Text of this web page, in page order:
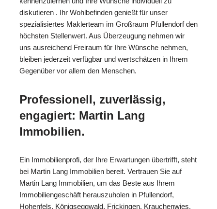
diskutieren . Ihr Wohlbefinden genießt für unser
spezialisiertes Maklerteam im Großraum Pfullendorf den
höchsten Stellenwert. Aus Überzeugung nehmen wir
uns ausreichend Freiraum für Ihre Wünsche nehmen,
bleiben jederzeit verfügbar und wertschätzen in Ihrem
Gegenüber vor allem den Menschen.
Professionell, zuverlässig,
engagiert: Martin Lang
Immobilien.
Ein Immobilienprofi, der Ihre Erwartungen übertrifft, steht
bei Martin Lang Immobilien bereit. Vertrauen Sie auf
Martin Lang Immobilien, um das Beste aus Ihrem
Immobiliengeschäft herauszuholen in Pfullendorf,
Hohenfels, Königseggwald, Frickingen, Krauchenwies,